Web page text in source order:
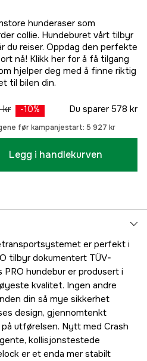
hunderaser som
collie. Hundeburet vårt tilbyr
reiser. Oppdag den perfekte
nå! Klikk her for å få tilgang
hjelper deg med å finne riktig
til bilen din.
kr -10% Du sparer 578 kr
før kampanjestart: 5 927 kr
Legg i handlekurven
er perfekt i
tilbyr dokumentert TÜV-
hundebur er produsert i
kvalitet. Ingen andre
din så mye sikkerhet
design, gjennomtenkt
utførelsen. Nytt med Crash
kollisjonstestede
er et enda mer stabilt